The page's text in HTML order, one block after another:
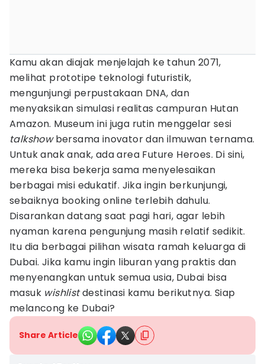
Kamu akan diajak menjelajah ke tahun 2071,
melihat prototipe teknologi futuristik,
mengunjungi perpustakaan DNA, dan
menyaksikan simulasi realitas campuran Hutan
Amazon. Museum ini juga rutin menggelar sesi
talkshowbersama inovator dan ilmuwan ternama.
Untuk anak anak, ada area Future Heroes. Di sini,
mereka bisa bekerja sama menyelesaikan
berbagai misi edukatif. Jika ingin berkunjungi,
sebaiknya booking online terlebih dahulu.
Disarankan datang saat pagi hari, agar lebih
nyaman karena pengunjung masih relatif sedikit.
Itu dia berbagai pilihan wisata ramah keluarga di
Dubai. Jika kamu ingin liburan yang praktis dan
menyenangkan untuk semua usia, Dubai bisa
masuk wishlistdestinasi kamu berikutnya. Siap
melancong ke Dubai?
Share Article